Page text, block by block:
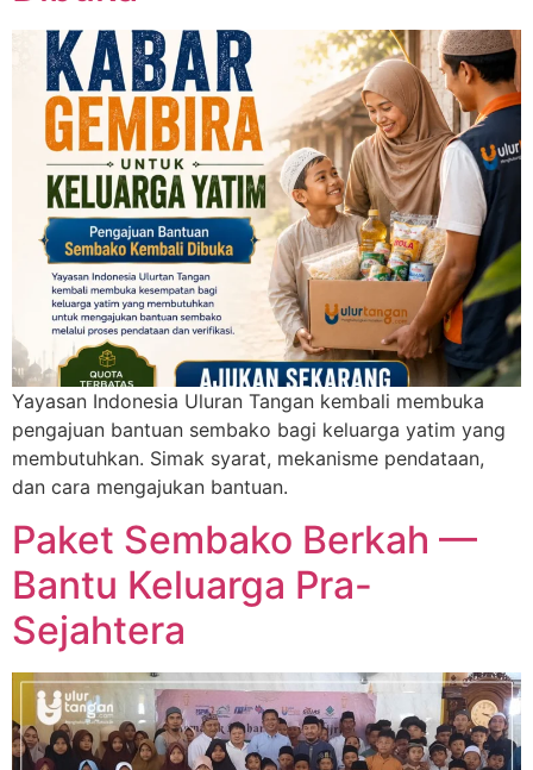
Yayasan Indonesia Uluran Tangan kembali membuka
pengajuan bantuan sembako bagi keluarga yatim yang
membutuhkan. Simak syarat, mekanisme pendataan,
dan cara mengajukan bantuan.
Paket Sembako Berkah —
Bantu Keluarga Pra-
Sejahtera